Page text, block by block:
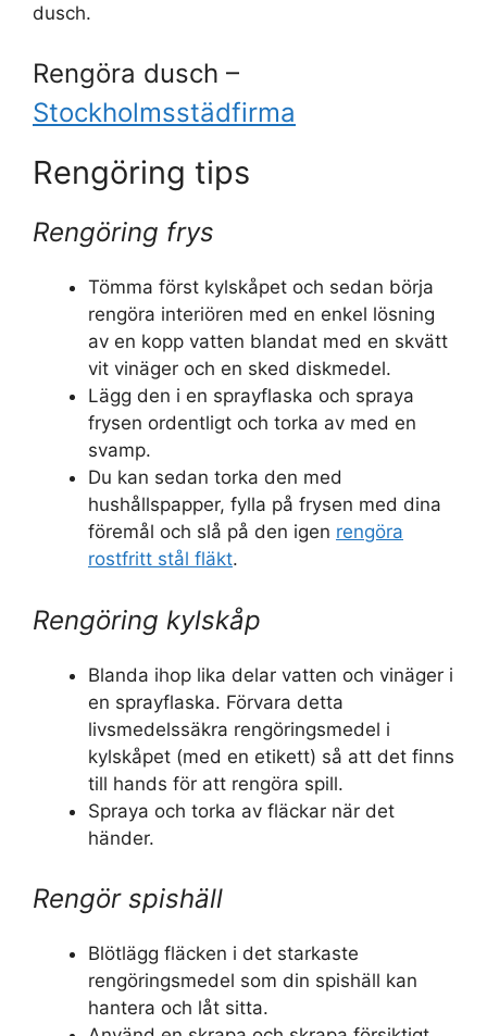
dusch.
Rengöra dusch –
Stockholmsstädfirma
Rengöring tips
Rengöring frys
Tömma först kylskåpet och sedan börja
rengöra interiören med en enkel lösning
av en kopp vatten blandat med en skvätt
vit vinäger och en sked diskmedel.
Lägg den i en sprayflaska och spraya
frysen ordentligt och torka av med en
svamp.
Du kan sedan torka den med
hushållspapper, fylla på frysen med dina
föremål och slå på den igen rengöra
rostfritt stål fläkt.
Rengöring kylskåp
Blanda ihop lika delar vatten och vinäger i
en sprayflaska. Förvara detta
livsmedelssäkra rengöringsmedel i
kylskåpet (med en etikett) så att det finns
till hands för att rengöra spill.
Spraya och torka av fläckar när det
händer.
Rengör spishäll
Blötlägg fläcken i det starkaste
rengöringsmedel som din spishäll kan
hantera och låt sitta.